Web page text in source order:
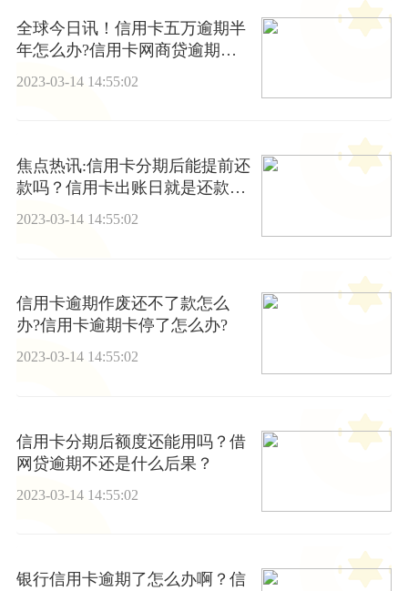
全球今日讯！信用卡五万逾期半
年怎么办?信用卡网商贷逾期要
2023-03-14 14:55:02
焦点热讯:信用卡分期后能提前还
款吗？信用卡出账日就是还款日
吗？
2023-03-14 14:55:02
信用卡逾期作废还不了款怎么
办?信用卡逾期卡停了怎么办?
2023-03-14 14:55:02
信用卡分期后额度还能用吗？借
网贷逾期不还是什么后果？
2023-03-14 14:55:02
银行信用卡逾期了怎么办啊？信